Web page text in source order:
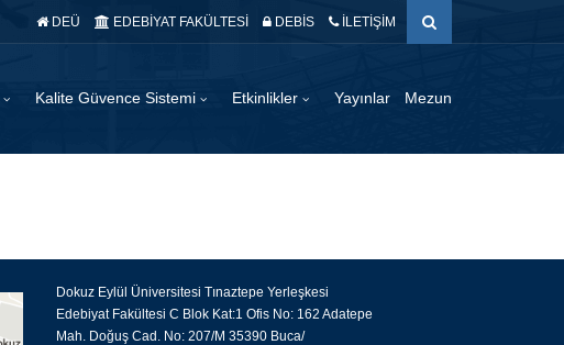
DEÜ EDEBİYAT FAKÜLTESİ DEBİS İLETİŞİM
Kalite Güvence Sistemi Etkinlikler Yayınlar Mezun
Dokuz Eylül Üniversitesi Tınaztepe Yerleşkesi
Edebiyat Fakültesi C Blok Kat:1 Ofis No: 162 Adatepe
Mah. Doğuş Cad. No: 207/M 35390 Buca/